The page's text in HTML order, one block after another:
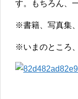
す。もちろん、
※書籍、写真集
※いまのところ